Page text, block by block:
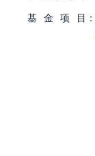
基 金 项 目：